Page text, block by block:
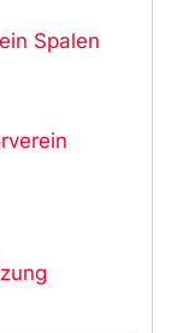
Spalen